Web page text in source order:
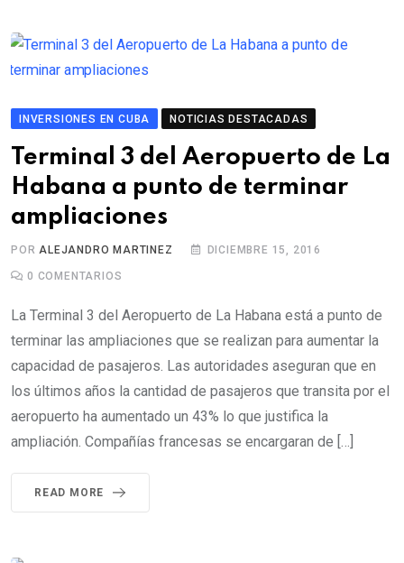
INVERSIONES EN CUBA NOTICIAS DESTACADAS
Terminal 3 del Aeropuerto de La
Habana a punto de terminar
ampliaciones
PORALEJANDRO MARTINEZ DICIEMBRE 15, 2016
0 COMENTARIOS
La Terminal 3 del Aeropuerto de La Habana está a punto de
terminar las ampliaciones que se realizan para aumentar la
capacidad de pasajeros. Las autoridades aseguran que en
los últimos años la cantidad de pasajeros que transita por el
aeropuerto ha aumentado un 43% lo que justifica la
ampliación. Compañías francesas se encargaran de […]
READ MORE